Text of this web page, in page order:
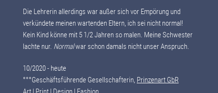
Die Lehrerin allerdings war außer sich vor Empörung und
verkündete meinen wartenden Eltern, ich sei nicht normal!
Kein Kind könne mit 5 1/2 Jahren so malen. Meine Schwester
lachte nur. Normalwar schon damals nicht unser Anspruch.
10/2020 - heute
°°°Geschäftsführende Gesellschafterin, Prinzenart GbR